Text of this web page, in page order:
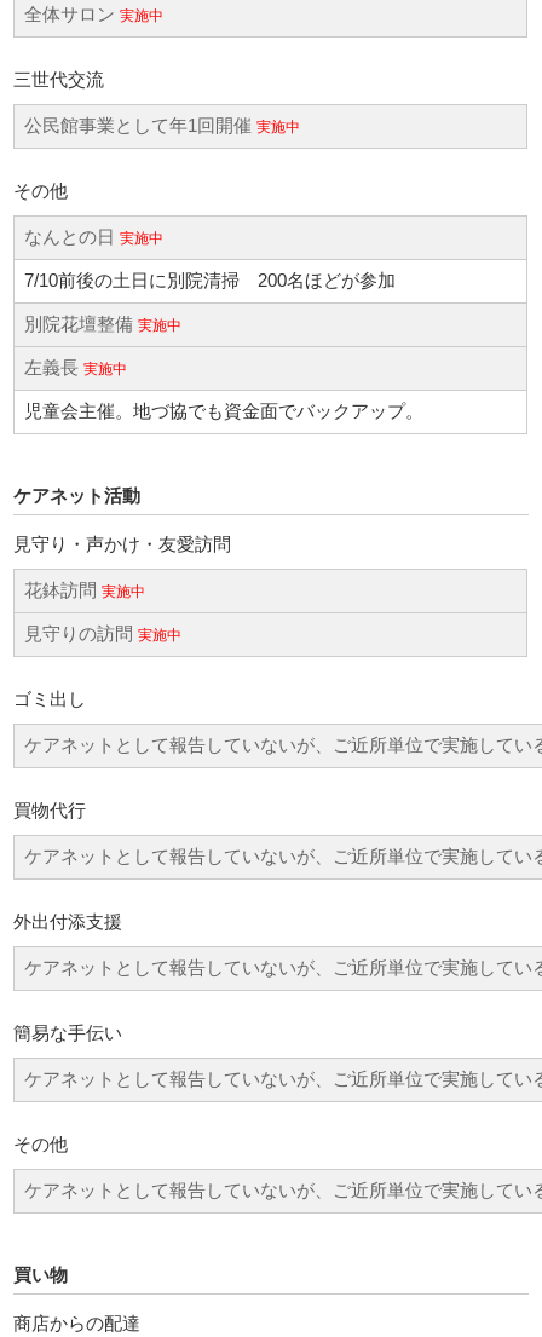
全体サロン実施中
三世代交流
公民館事業として年1回開催実施中
その他
なんとの日実施中
7/10前後の土日に別院清掃 200名ほどが参加
別院花壇整備実施中
左義長実施中
児童会主催。地づ協でも資金面でバックアップ。
ケアネット活動
見守り・声かけ・友愛訪問
花鉢訪問実施中
見守りの訪問実施中
ゴミ出し
ケアネットとして報告していないが、ご近所単位で実施してい
買物代行
ケアネットとして報告していないが、ご近所単位で実施してい
外出付添支援
ケアネットとして報告していないが、ご近所単位で実施してい
簡易な手伝い
ケアネットとして報告していないが、ご近所単位で実施してい
その他
ケアネットとして報告していないが、ご近所単位で実施してい
買い物
商店からの配達